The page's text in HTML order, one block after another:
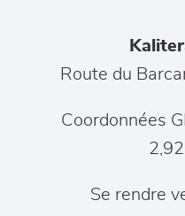
décoration
Route du
Coordonnées
Se rendre